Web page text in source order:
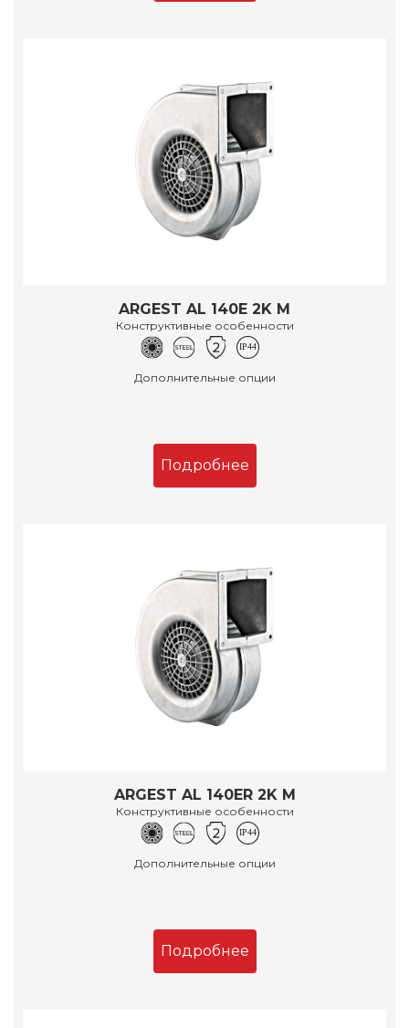
ARGEST AL 140E 2K M
Конструктивные особенности
Дополнительные опции
Подробнее
ARGEST AL 140ER 2K M
Конструктивные особенности
Дополнительные опции
Подробнее